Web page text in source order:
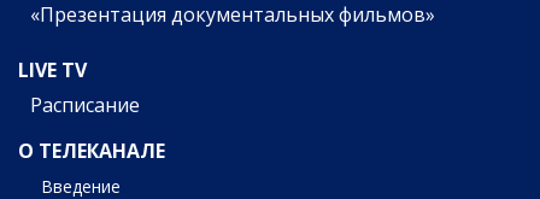
«Презентация документальных фильмов»
LIVE TV
Расписание
О ТЕЛЕКАНАЛЕ
Введение